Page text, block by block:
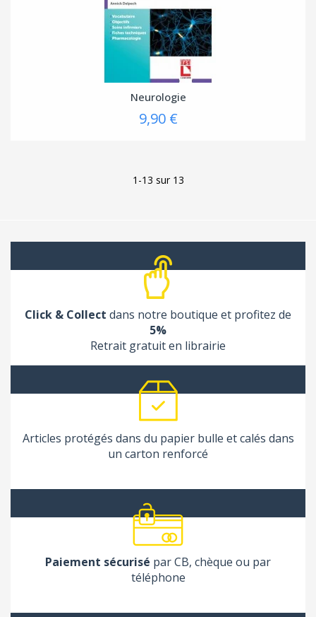
Neurologie
9,90 €
1-13 sur 13
Click & Collect dans notre boutique et profitez de
5%
Retrait gratuit en librairie
Articles protégés dans du papier bulle et calés dans
un carton renforcé
Paiement sécurisé par CB, chèque ou par
téléphone